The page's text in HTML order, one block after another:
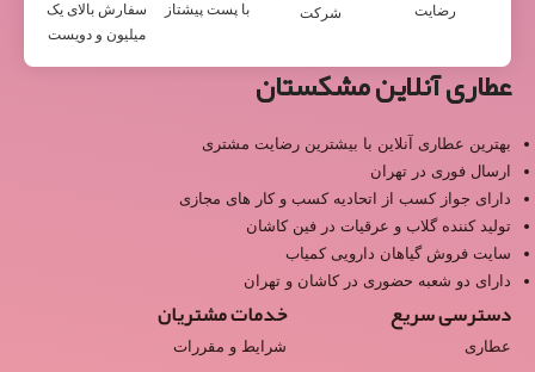
رضایت
شرکت
با پست پیشتاز
سفارش بالای یک
میلیون و دویست
عطاری آنلاین مشکستان
بهترین عطاری آنلاین با بیشترین رضایت مشتری
ارسال فوری در تهران
دارای جواز کسب از اتحادیه کسب و کار های مجازی
تولید کننده گلاب و عرقیات در فین کاشان
سایت فروش گیاهان دارویی کمیاب
دارای دو شعبه حضوری در کاشان و تهران
دسترسی سریع
عطاری
خدمات مشتریان
شرایط و مقررات